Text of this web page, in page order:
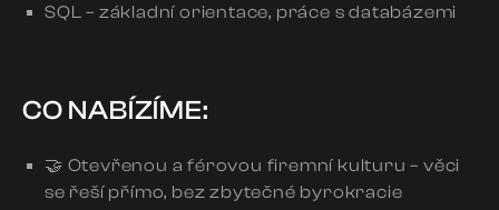
SQL – základní orientace, práce s databázemi
CO NABÍZÍME:
🤝 Otevřenou a férovou firemní kulturu – věci
se řeší přímo, bez zbytečné byrokracie